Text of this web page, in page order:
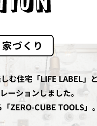
づくり
住宅「LIFE LABEL」と
ションしました。
ZERO-CUBE TOOLS」